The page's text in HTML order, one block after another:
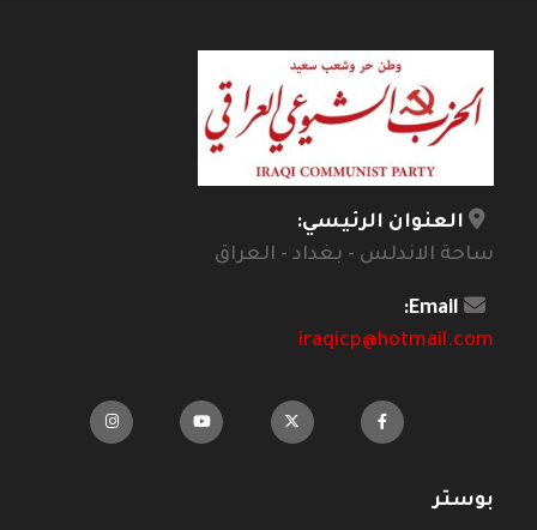
العنوان الرئيسي:
ساحة الاندلس - بغداد - العراق
Email:
iraqicp@hotmail.com
بوستر